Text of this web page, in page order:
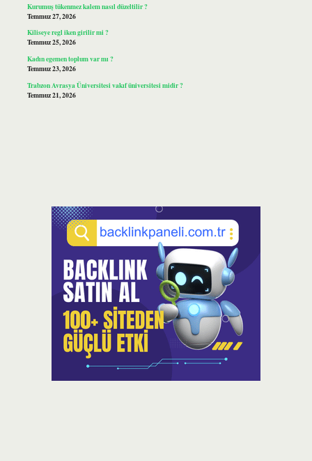
Kurumuş tükenmez kalem nasıl düzeltilir ?
Temmuz 27, 2026
Kiliseye regl iken girilir mi ?
Temmuz 25, 2026
Kadın egemen toplum var mı ?
Temmuz 23, 2026
Trabzon Avrasya Üniversitesi vakıf üniversitesi midir ?
Temmuz 21, 2026